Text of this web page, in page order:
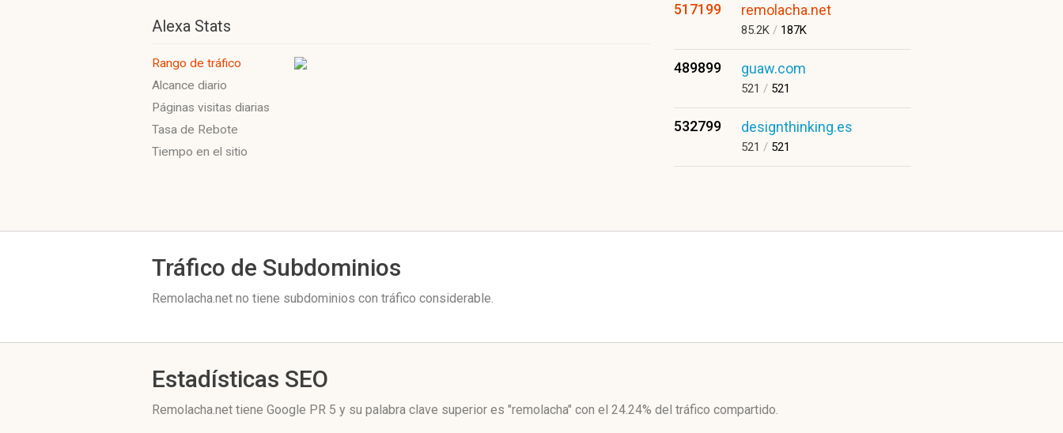
Alexa Stats
Rango de tráfico
Alcance diario
Páginas visitas diarias
Tasa de Rebote
Tiempo en el sitio
517199 remolacha.net
85.2K / 187K
489899 guaw.com
521 / 521
532799 designthinking.es
521 / 521
Tráfico de Subdominios
Remolacha.net no tiene subdominios con tráfico considerable.
Estadísticas SEO
Remolacha.net tiene Google PR 5 y su palabra clave superior es "remolacha" con el 24.24% del tráfico compartido.